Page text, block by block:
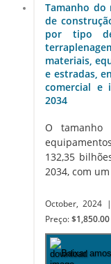
Tamanho do
de
por tipo de
materiais,
e estradas,
comercial e
2034
O
132,35
2034, com um
October, 2024
Preço: $1,850.00
Baixar